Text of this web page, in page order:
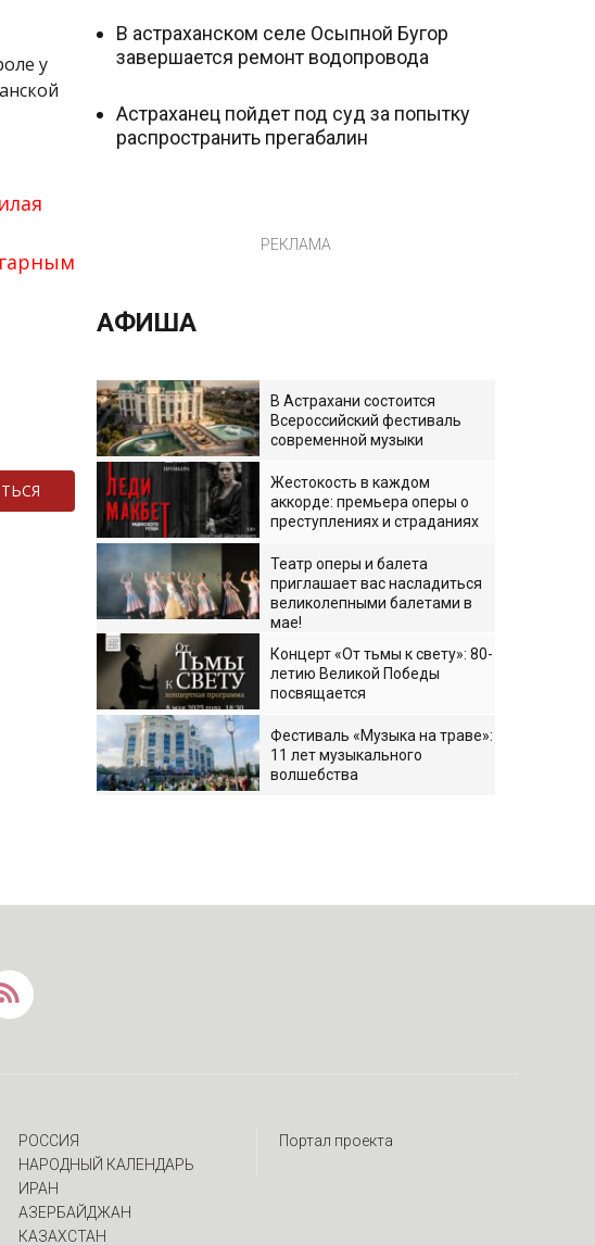
у
В астраханском селе Осыпной Бугор
завершается ремонт водопровода
Астраханец пойдет под суд за попытку
распространить прегабалин
РЕКЛАМА
АФИША
В Астрахани состоится
Всероссийский фестиваль
современной музыки
Жестокость в каждом
аккорде: премьера оперы о
преступлениях и страданиях
Театр оперы и балета
приглашает вас насладиться
великолепными балетами в
мае!
Концерт «От тьмы к свету»: 80-
летию Великой Победы
посвящается
Фестиваль «Музыка на траве»:
11 лет музыкального
волшебства
РОССИЯ
НАРОДНЫЙ КАЛЕНДАРЬ
ИРАН
АЗЕРБАЙДЖАН
КАЗАХСТАН
Портал проекта